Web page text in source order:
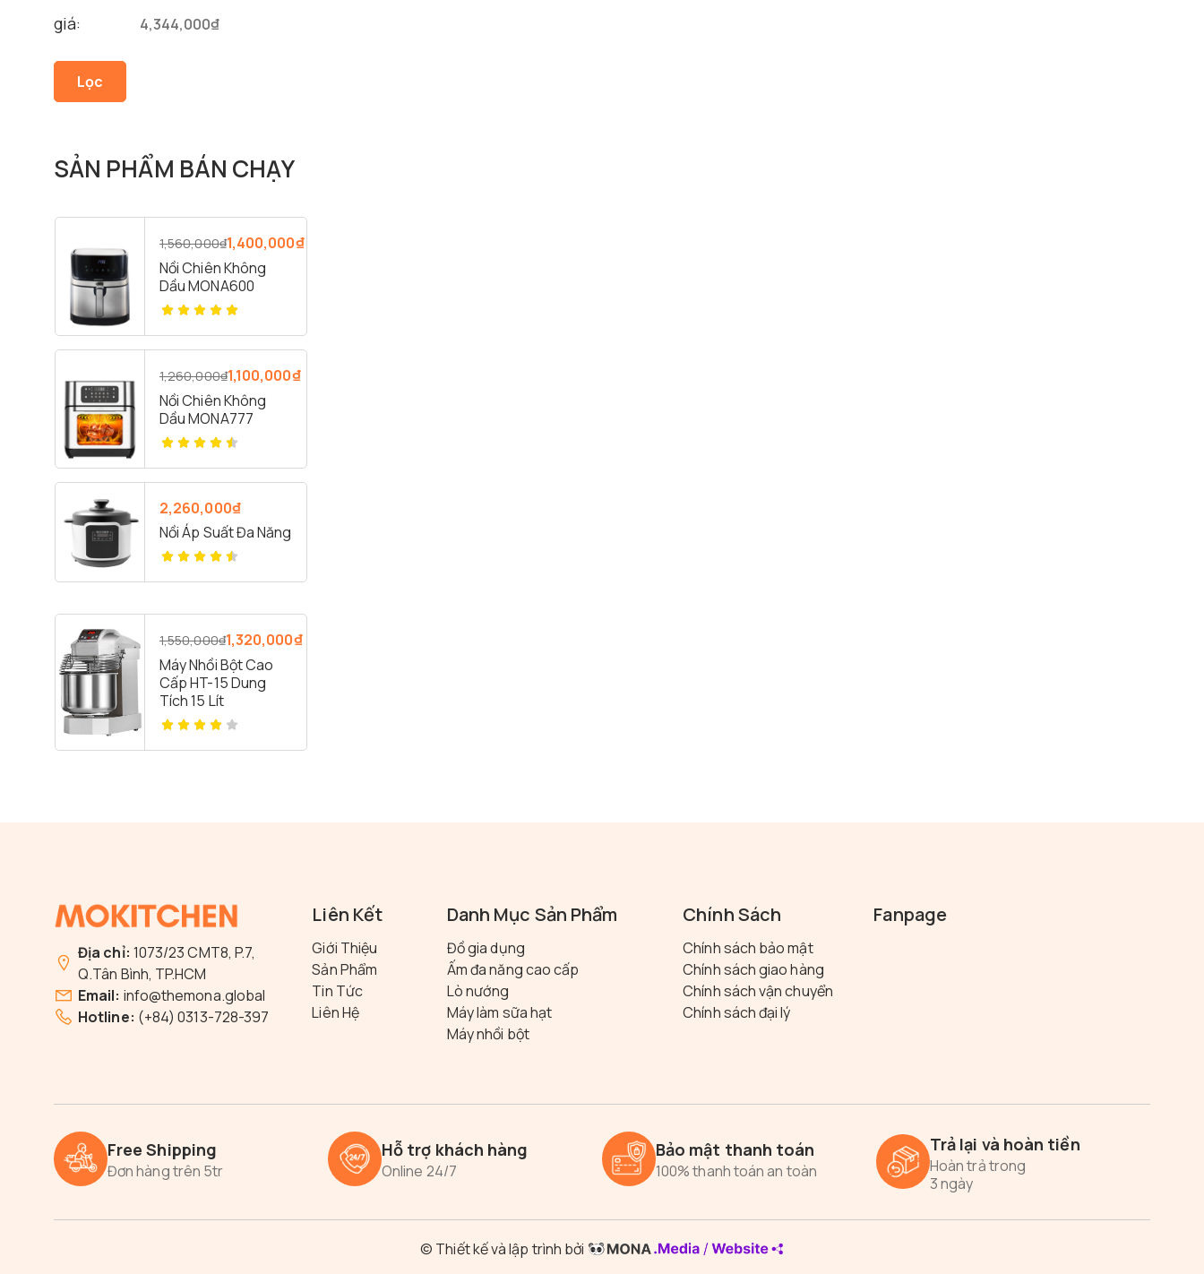
giá:
4,344,000₫
Lọc
SẢN PHẨM BÁN CHẠY
1,560,000₫1,400,000₫
Nồi Chiên Không
Dầu MONA600
1,260,000₫1,100,000₫
Nồi Chiên Không
Dầu MONA777
2,260,000₫
Nồi Áp Suất Đa Năng
1,550,000₫1,320,000₫
Máy Nhồi Bột Cao
Cấp HT-15 Dung
Tích 15 Lít
Địa chỉ: 1073/23 CMT8, P.7,
Q.Tân Bình, TP.HCM
Email: info@themona.global
Hotline: (+84) 0313-728-397
Liên Kết
Giới Thiệu
Sản Phẩm
Tin Tức
Liên Hệ
Danh Mục Sản Phẩm
Đồ gia dụng
Ấm đa năng cao cấp
Lò nướng
Máy làm sữa hạt
Máy nhồi bột
Chính Sách
Chính sách bảo mật
Chính sách giao hàng
Chính sách vận chuyển
Chính sách đại lý
Fanpage
Free Shipping
Đơn hàng trên 5tr
Hỗ trợ khách hàng
Online 24/7
Bảo mật thanh toán
100% thanh toán an toàn
Trả lại và hoàn tiền
Hoàn trả trong
3 ngày
© Thiết kế và lập trình bởi